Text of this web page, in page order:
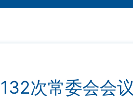
次常委会会议